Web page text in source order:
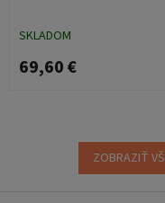
SKLADOM
69,60 €
ZOBRAZIŤ